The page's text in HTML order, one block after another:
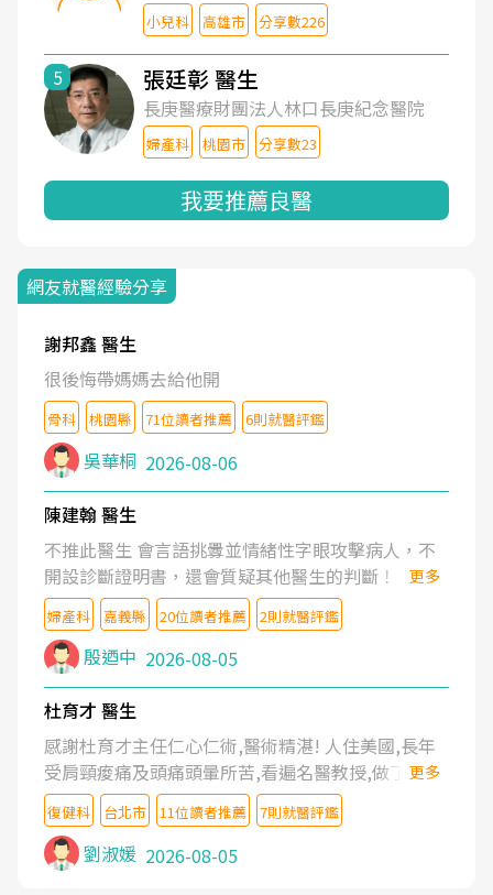
小兒科 高雄市 分享數226
5 張廷彰 醫生
長庚醫療財團法人林口長庚紀念醫院
婦產科 桃園市 分享數23
我要推薦良醫
網友就醫經驗分享
謝邦鑫 醫生
很後悔帶媽媽去給他開
骨科 桃園縣 71位讀者推薦 6則就醫評鑑
吳華桐 2026-08-06
陳建翰 醫生
不推此醫生 會言語挑釁並情緒性字眼攻擊病人，不
開設診斷證明書，還會質疑其他醫生的判斷！
更多
婦產科 嘉義縣 20位讀者推薦 2則就醫評鑑
殷迺中 2026-08-05
杜育才 醫生
感謝杜育才主任仁心仁術,醫術精湛! 人住美國,長年
受肩頸痠痛及頭痛頭暈所苦,看遍名醫教授,做了各種
檢查,也嘗試過西醫打針,中醫針灸及物理徒手治療都
沒有用,後來連吃到嗎啡類止痛藥都效果有限,只是壓
症狀,沒多久就痛起來,多年失眠嚴重影響生活品質.
台灣親友介紹忠孝醫院杜育才主任是頸頭症候群專
更多
復健科 台北市 11位讀者推薦 7則就醫評鑑
劉淑媛 2026-08-05